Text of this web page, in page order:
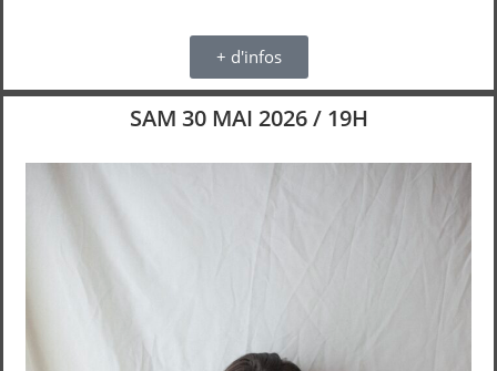
+ d'infos
SAM 30 MAI 2026 / 19H